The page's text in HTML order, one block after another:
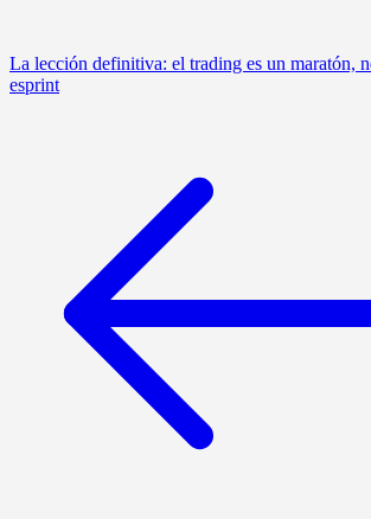
La lección definitiva: el trading es un maratón,
esprint